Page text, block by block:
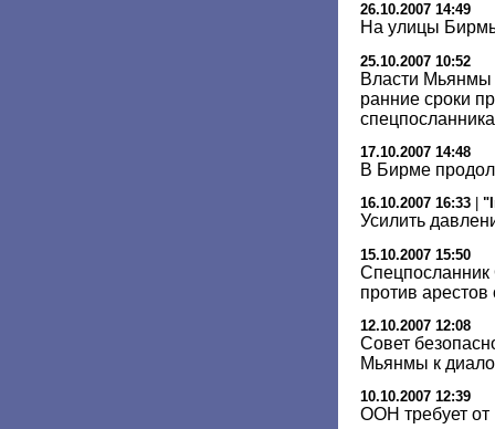
26.10.2007 14:49
На улицы
25.10.2007 10:52
Власти Мьянмы
ранние сроки
17.10.2007 14:48
В Бирме
16.10.2007 16:33
Усилить
15.10.2007 15:50
против
12.10.2007 12:08
Совет
Мьянмы к
10.10.2007 12:39
ООН требует